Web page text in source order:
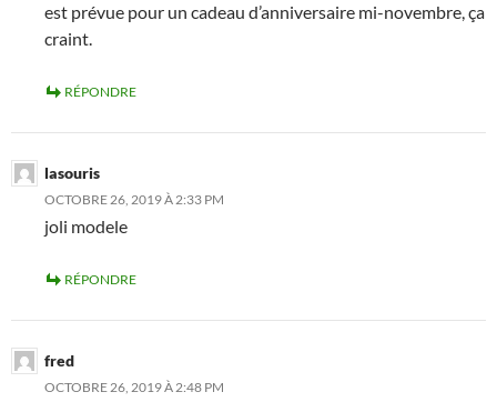
est prévue pour un cadeau d’anniversaire mi-novembre, ça
craint.
RÉPONDRE
lasouris
OCTOBRE 26, 2019 À 2:33 PM
joli modele
RÉPONDRE
fred
OCTOBRE 26, 2019 À 2:48 PM